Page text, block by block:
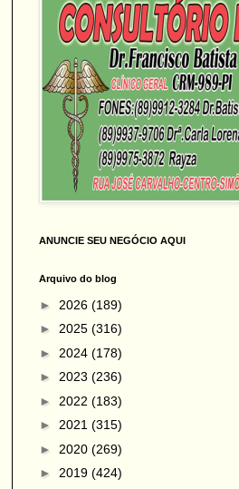
ANUNCIE SEU NEGÓCIO AQUI
Arquivo do blog
► 2026 (189)
► 2025 (316)
► 2024 (178)
► 2023 (236)
► 2022 (183)
► 2021 (315)
► 2020 (269)
► 2019 (424)